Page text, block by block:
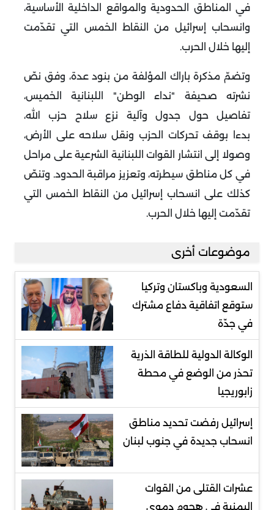
في المناطق الحدودية والمواقع الداخلية الأساسية،
وانسحاب إسرائيل من النقاط الخمس التي تقدّمت
إليها خلال الحرب.
وتضمّ مذكرة باراك المؤلفة من بنود عدة، وفق نصّ
نشرته صحيفة "نداء الوطن" اللبنانية الخميس،
تفاصيل حول جدول وآلية نزع سلاح حزب الله،
بدءا بوقف تحركات الحزب ونقل سلاحه على الأرض،
وصولا إلى انتشار القوات اللبنانية الشرعية على مراحل
في كل مناطق سيطرته، وتعزيز مراقبة الحدود. وتنصّ
كذلك على انسحاب إسرائيل من النقاط الخمس التي
تقدّمت إليها خلال الحرب.
موضوعات أخرى
السعودية وباكستان وتركيا
ستوقع اتفاقية دفاع مشترك
في جدّة
الوكالة الدولية للطاقة الذرية
تحذر من الوضع في محطة
زابوريجيا
إسرائيل رفضت تحديد مناطق
انسحاب جديدة في جنوب لبنان
عشرات القتلى من القوات
اليمنية في هجوم دموي